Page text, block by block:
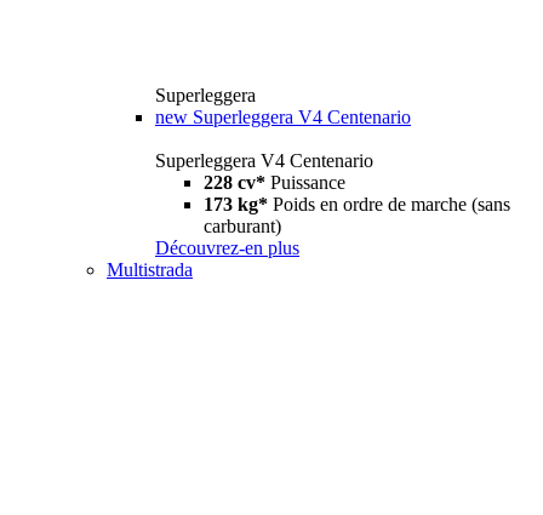
Superleggera
new Superleggera V4 Centenario
Superleggera V4 Centenario
228 cv* Puissance
173 kg* Poids en ordre de marche (sans
carburant)
Découvrez-en plus
Multistrada